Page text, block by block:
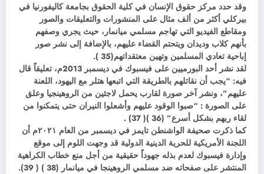
وقد حدد مركز حقوق الإنسان في كلية الحقوق بجامعة كاليفورنيا في
بيركلي أكثر من ألف مثال على المنشورات والتعليقات والصور
ومقاطع الفيديو التي تهاجم مسلمي ميانمار، حيث يجري وصفهم
بأنهم كلاب وديدان ويتحتم القضاء عليهم، بالإضافة إلى نشر صور
إباحية تعادي المسلمين وتهين معتقداتهم(35 ).
لقد نشر أحد البورميين على فيسبوك في ديسمبر 2013م، تعليقاً قال
فيه: “يجب أن نقاتلهم بالطريقة التي اتبعها هتلر مع اليهود، اللعنة
عليهم”، ونشر آخر صورة لقارب يحمل لاجئين من الروهينجيا وعلق
على الصورة : “صبوا الوقود عليهم وأشعلوا النيران حتى يتمكنوا من
لقاء ربهم بشكل أسرع” (36 )( 37) .
كما ذكرت صحيفة الواشنطن تايمز في ديسمبر من العام ٢٠٢١م أن
اللجنة الأمريكية للحرية الدينية الدولية قد وجهت اللوم إلى موقع
وإدارة فيسبوك لعدم بذله جهوداً حقيقية من أجل منع خطاب الكراهية
المنتشر على صفحاته ضد مسلمي الروهينجا في ميانمار (38 ) ( 39).